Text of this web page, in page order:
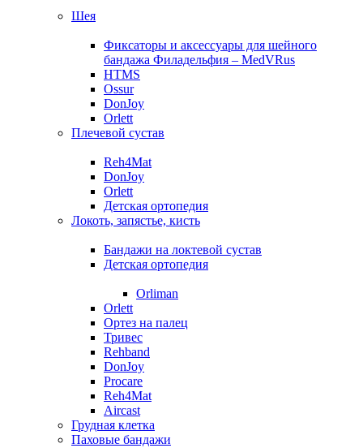
Шея
Фиксаторы и аксессуары для шейного
бандажа Филадельфия – MedVRus
HTMS
Ossur
DonJoy
Orlett
Плечевой сустав
Reh4Mat
DonJoy
Orlett
Детская ортопедия
Локоть, запястье, кисть
Бандажи на локтевой сустав
Детская ортопедия
Orliman
Orlett
Ортез на палец
Тривес
Rehband
DonJoy
Procare
Reh4Mat
Aircast
Грудная клетка
Паховые бандажи